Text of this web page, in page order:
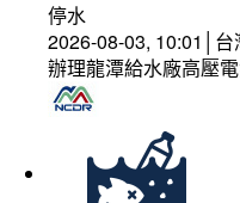
停水
2026-08-03, 10:01│
辦理龍潭給水廠高壓